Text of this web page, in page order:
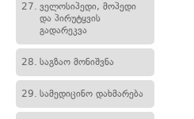
27. ველოსიპედი, მოპედი
და პირუტყვის
გადარეკვა
28. საგზაო მონიშვნა
29. სამედიცინო დახმარება